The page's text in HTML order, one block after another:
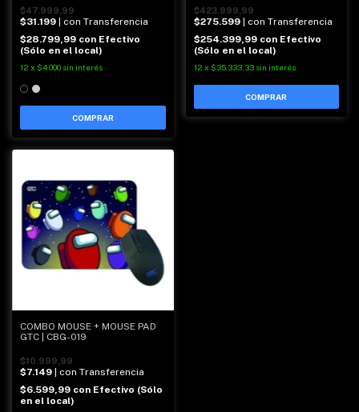
$47.999,99
$31.199 | con Transferencia
$28.799,99 con Efectivo
(Sólo en el local)
12 x $4.000 sin interés
COMPRAR
$423.999,99
$275.599 | con Transferencia
$254.399,99 con Efectivo
(Sólo en el local)
12 x $35.333,33 sin interés
COMBO MOUSE + MOUSE PAD
GTC | CBG-019
$10.999,99
$7.149
| con Transferencia
$6.599,99 con Efectivo (Sólo
en el local)